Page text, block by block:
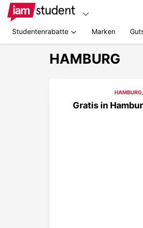
Studentenrabatte Marken
HAMBURG
HAMBURG,
Gratis in